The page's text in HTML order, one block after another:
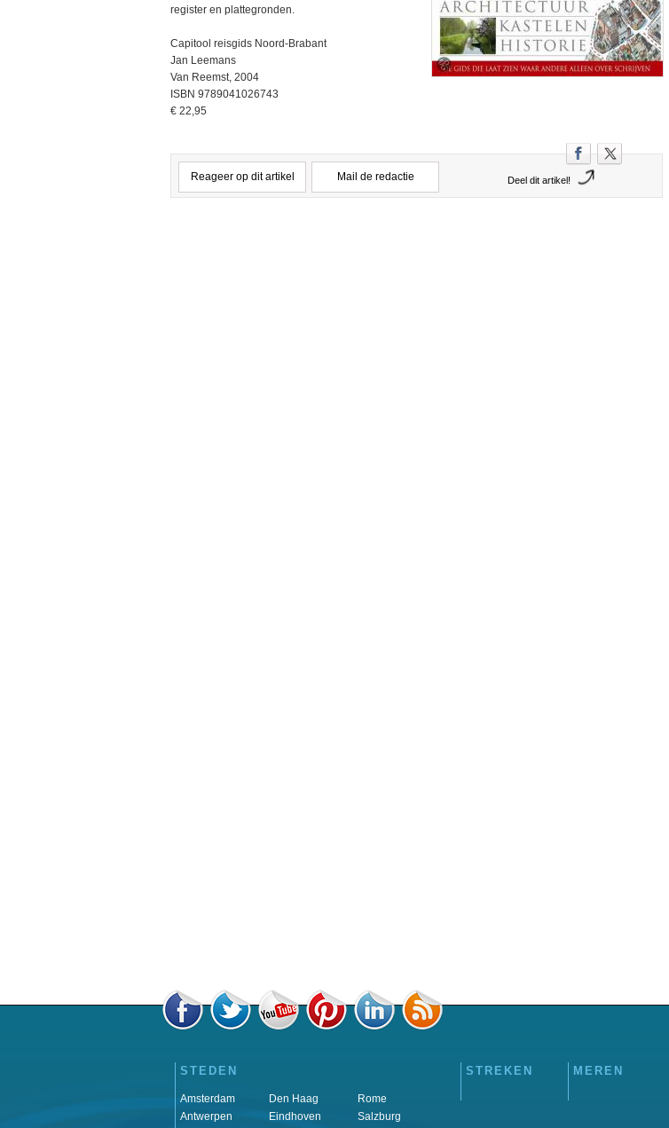
register en plattegronden.
Capitool reisgids Noord-Brabant
Jan Leemans
Van Reemst, 2004
ISBN 9789041026743
€ 22,95
Reageer op dit artikel Mail de redactie Deel dit artikel!
STEDEN
Amsterdam
Antwerpen
Den Haag
Eindhoven
Rome
Salzburg
STREKEN
MEREN